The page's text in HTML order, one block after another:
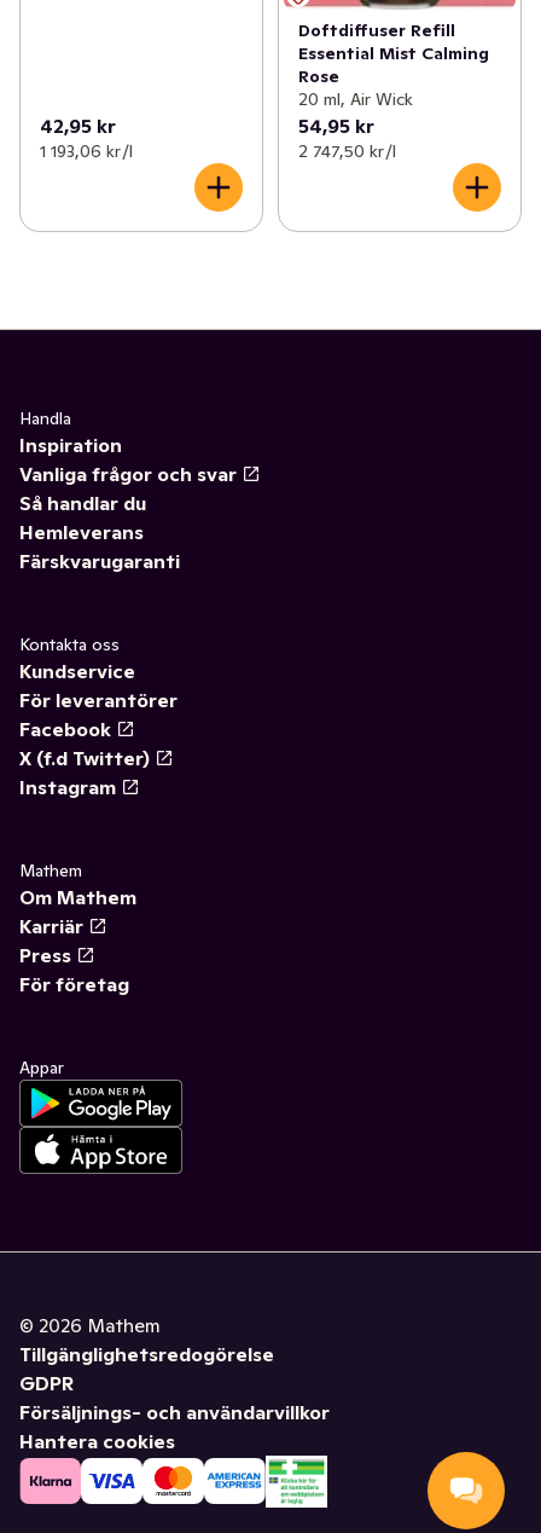
42,95 kr
1 193,06 kr /l
Doftdiffuser Refill
Essential Mist Calming
Rose
20 ml, Air Wick
54,95 kr
2 747,50 kr /l
Handla
Inspiration
Vanliga frågor och svar
Så handlar du
Hemleverans
Färskvarugaranti
Kontakta oss
Kundservice
För leverantörer
Facebook
X (f.d Twitter)
Instagram
Mathem
Om Mathem
Karriär
Press
För företag
Appar
© 2026 Mathem
Tillgänglighetsredogörelse
GDPR
Försäljnings- och användarvillkor
Hantera cookies